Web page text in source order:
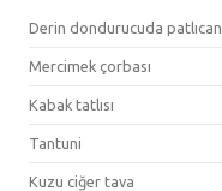
Derin dondurucuda patlıcan
Mercimek çorbası
Kabak tatlısı
Tantuni
Kuzu ciğer tava